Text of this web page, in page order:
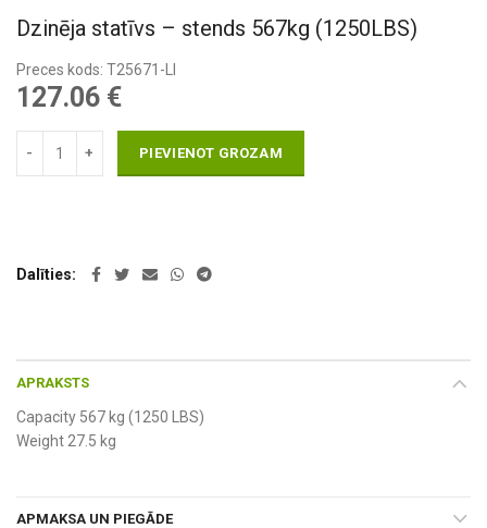
Dzinēja statīvs – stends 567kg (1250LBS)
Preces kods: T25671-LI
127.06 €
PIEVIENOT GROZAM
Dalīties
APRAKSTS
Capacity 567 kg (1250 LBS)
Weight 27.5 kg
APMAKSA UN PIEGĀDE